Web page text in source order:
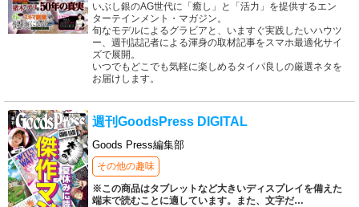
いぶし銀のAG世代に「癒し」と「活力」を提供するエン
ターテインメント・マガジン。
旬なモデルによるグラビアと、いますぐ実践したいハウツ
ー、週刊誌記者による渾身の取材記事をスマホ最適化サイ
ズで展開。
いつでもどこでも気軽に楽しめるタイパ良しの厳選ネタを
お届けします。
週刊GoodsPress DIGITAL
Goods Press編集部
その他の趣味
※この商品はタブレットなど大きいディスプレイを備えた
端末で読むことに適しています。また、文字だ…